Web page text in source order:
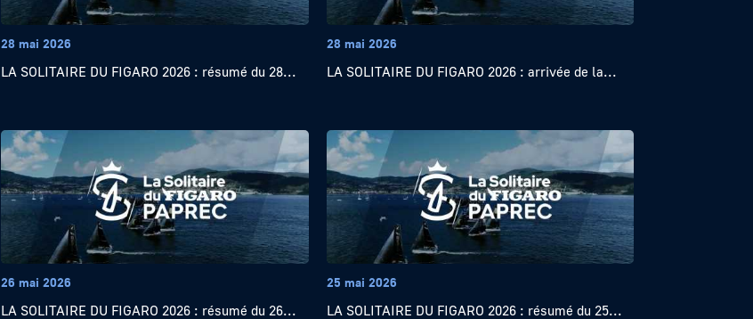
28 mai 2026
LA SOLITAIRE DU FIGARO 2026 : résumé du 28...
28 mai 2026
LA SOLITAIRE DU FIGARO 2026 : arrivée de la...
26 mai 2026
LA SOLITAIRE DU FIGARO 2026 : résumé du 26...
25 mai 2026
LA SOLITAIRE DU FIGARO 2026 : résumé du 25...